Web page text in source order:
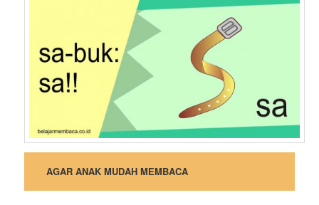
AGAR ANAK MUDAH MEMBACA